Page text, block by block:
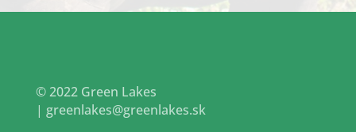
© 2022 Green Lakes
| greenlakes@greenlakes.sk